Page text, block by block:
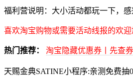
福利营说明：大小活动都玩一下，感
喜欢淘宝购物或需要活动线报的欢迎
热门推荐： 淘宝隐藏优惠券丨先查
天赐金典SATINE小程序:亲测免费抽